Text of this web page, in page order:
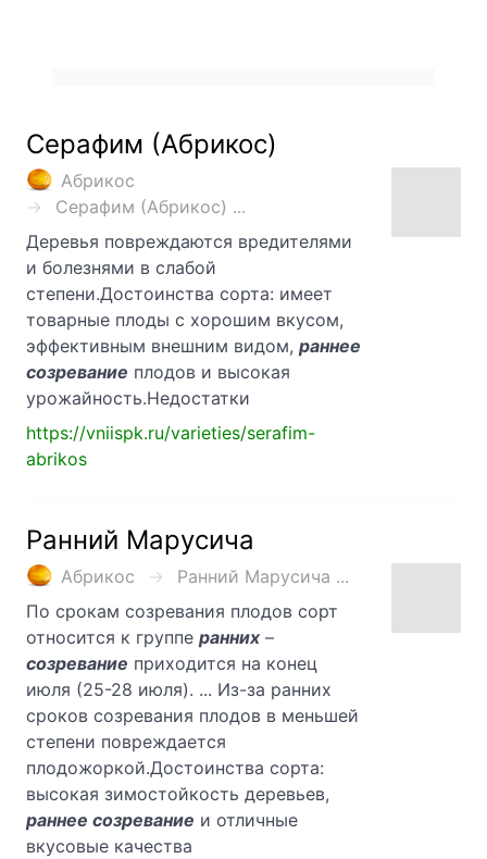
Серафим (Абрикос)
Абрикос
Серафим (Абрикос) ...
Деревья повреждаются вредителями
и болезнями в слабой
степени.Достоинства сорта: имеет
товарные плоды с хорошим вкусом,
эффективным внешним видом, раннее
созревание плодов и высокая
урожайность.Недостатки
https://vniispk.ru/varieties/serafim-
abrikos
Ранний Марусича
Абрикос
Ранний Марусича ...
По срокам созревания плодов сорт
относится к группе ранних –
созревание приходится на конец
июля (25-28 июля). ... Из-за ранних
сроков созревания плодов в меньшей
степени повреждается
плодожоркой.Достоинства сорта:
высокая зимостойкость деревьев,
раннее созревание и отличные
вкусовые качества